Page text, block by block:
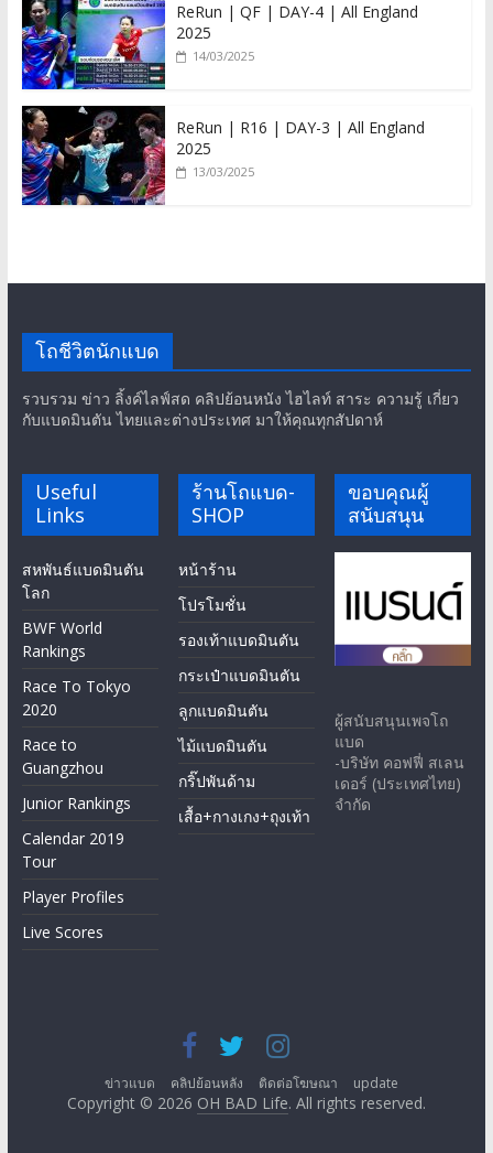
ReRun | QF | DAY-4 | All England
2025
14/03/2025
ReRun | R16 | DAY-3 | All England
2025
13/03/2025
โถชีวิตนักแบด
รวบรวม ข่าว ลิ้งค์ไลฟ์สด คลิปย้อนหนัง ไฮไลท์ สาระ ความรู้ เกี่ยว
กับแบดมินตัน ไทยและต่างประเทศ มาให้คุณทุกสัปดาห์
Useful
Links
สหพันธ์แบดมินตัน
โลก
BWF World
Rankings
Race To Tokyo
2020
Race to
Guangzhou
Junior Rankings
Calendar 2019
Tour
Player Profiles
Live Scores
ร้านโถแบด-
SHOP
หน้าร้าน
โปรโมชั่น
รองเท้าแบดมินตัน
กระเป๋าแบดมินตัน
ลูกแบดมินตัน
ไม้แบดมินตัน
กริ๊ปพันด้าม
เสื้อ+กางเกง+ถุงเท้า
ขอบคุณผู้
สนับสนุน
ผู้สนับสนุนเพจโถ
แบด
-บริษัท คอฟฟี่ สเลน
เดอร์ (ประเทศไทย)
จำกัด
ข่าวแบด คลิปย้อนหลัง ติดต่อโฆษณา update
Copyright © 2026 OH BAD Life. All rights reserved.